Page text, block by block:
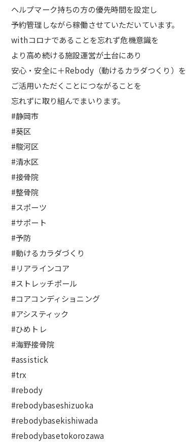
ヘルプマーク持ちの方の優先時間を設定し
予約管理しながら稼働させていただいています。
withコロナであることを忘れず危機意識を
より高め続ける施設運営が土台にあり
安心・安全に＋Rebody（動けるカラダつくり）を
ご活用いただくことにつながることを
忘れずに取り組んでまいります。
#静岡市
#葵区
#駿河区
#清水区
#接骨院
#整骨院
#スポーツ
#サポート
#予防
#動けるカラダづくり
#リアラインコア
#ストレッチポール
#コアコンディショニング
#アシスティック
#ひめトレ
#海野接骨院
#assistick
#trx
#rebody
#rebodybaseshizuoka
#rebodybasekishiwada
#rebodybasetokorozawa